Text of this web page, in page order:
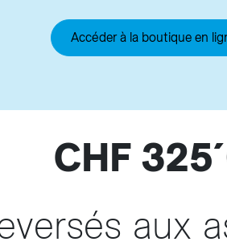
Accéder à la boutique en
CHF
aux